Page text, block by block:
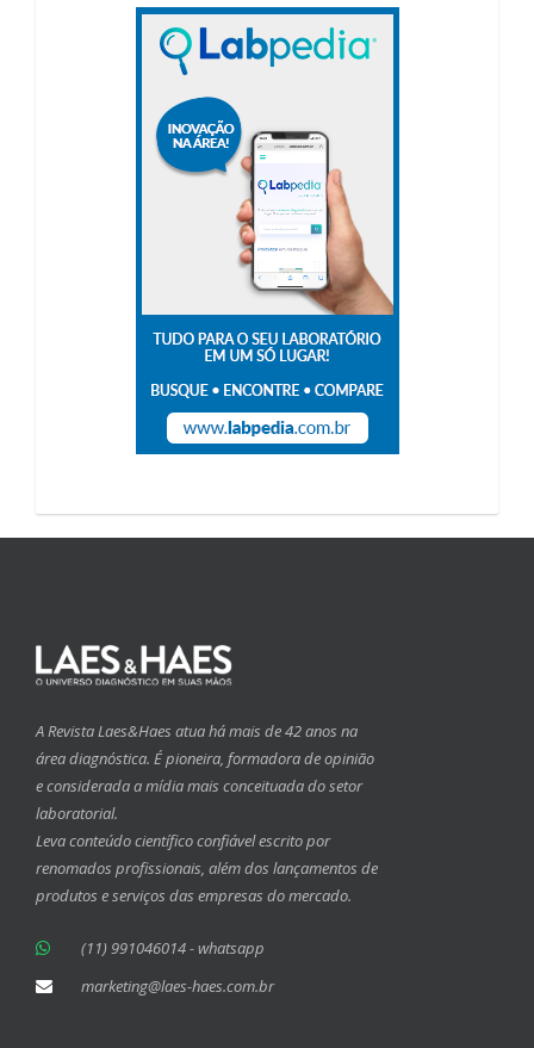
A Revista Laes&Haes atua há mais de 42 anos na
área diagnóstica. É pioneira, formadora de opinião
e considerada a mídia mais conceituada do setor
laboratorial.
Leva conteúdo científico confiável escrito por
renomados profissionais, além dos lançamentos de
produtos e serviços das empresas do mercado.
(11) 991046014 - whatsapp
marketing@laes-haes.com.br